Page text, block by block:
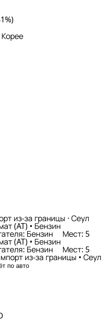
из-за границы · Сеул
(AT) • Бензин
Бензин Мест: 5
(AT) • Бензин
Бензин Мест: 5
из-за границы • Сеул
по авто